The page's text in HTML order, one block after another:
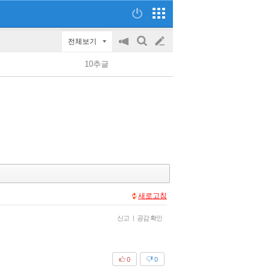
전체보기
공
on/off
검
글
쓰
10추글
새로고침
신고 | 공감 확인
0
0